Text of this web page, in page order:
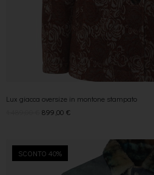
Lux giacca oversize in montone stampato
899,00€
SCONTO 40%